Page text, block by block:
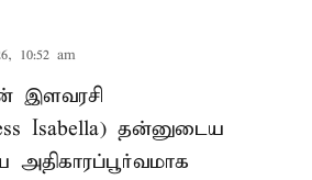
10:52 am
இளவரசி
Isabella) தன்னுடைய